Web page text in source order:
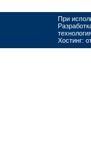
При
Хостинг: